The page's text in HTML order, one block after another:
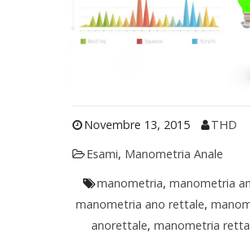
Novembre 13, 2015
THD
Esami, Manometria Anale
manometria, manometria
manometria ano rettale,
anorettale, manometria